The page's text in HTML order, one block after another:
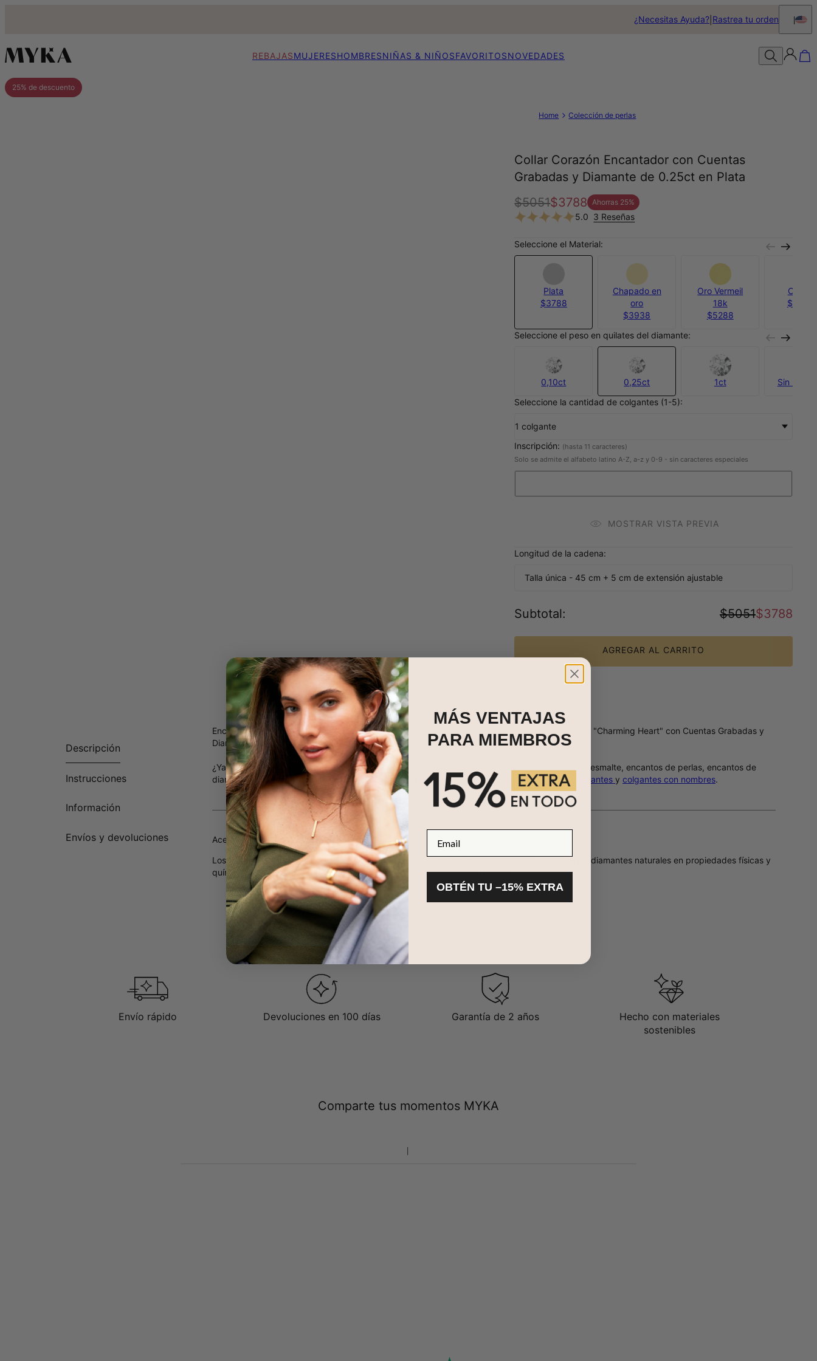
¿Necesitas Ayuda? Rastrea tu orden
REBAJASMUJERESHOMBRESNIÑAS & NIÑOSFAVORITOSNOVEDADES
25% de descuento
Home Colección de perlas
Collar Corazón Encantador con Cuentas
Grabadas y Diamante de 0.25ct en Plata
$5051$3788 Ahorras 25%
5.0 3 Reseñas
Seleccione el Material:
Plata
$3788
Chapado en
oro
$3938
Oro Vermeil
18k
$5288
Oro
Seleccione el peso en quilates del diamante:
0,10ct 0,25ct 1ct
Sin
Seleccione la cantidad de colgantes (1-5):
1 colgante
Inscripción: (hasta 11 caracteres)
Solo se admite el alfabeto latino A-Z, a-z y 0-9 - sin caracteres especiales
MOSTRAR VISTA PREVIA
Longitud de la cadena:
Talla única - 45 cm + 5 cm de extensión ajustable
Subtotal: $5051$3788
AGREGAR AL CARRITO
Descripción
Instrucciones
Información
Envíos y devoluciones
Encuentra el collar perfecto para darte un pequeño gusto a ti o a un ser querido. Nuestro Collar "Charming Heart" con Cuentas Grabadas y
Diamante de 0.25ct en Plata de Ley será la pieza perfecta para completar tu atuendo.
¿Ya tienes una pulsera (o collar) y quieres añadir más cuentas? Haga clic aquí para cuentas de esmalte, encantos de perlas, encantos de
diamantes y colgantes con nombrescuentas de esmalte encantos de perlas encantos de diamantes y colgantes con nombres.
Acerca de nuestros diamantes
Los
diamantes cultivados en laboratorioproducidos éticamente por MYKA no solo igualan a los diamantes naturales en propiedades físicas y
químicas, sino que también presumen de alta pureza y claridad sin minería.
Envío rápido Devoluciones en 100 días Garantía de 2 años
Hecho con materiales
sostenibles
Comparte tus momentos MYKA
MÁS VENTAJAS
PARA MIEMBROS
OBTÉN TU –15% EXTRA